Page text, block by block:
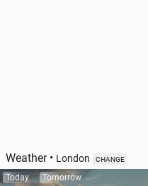
Weather• London CHANGE
Today
Tomorrow